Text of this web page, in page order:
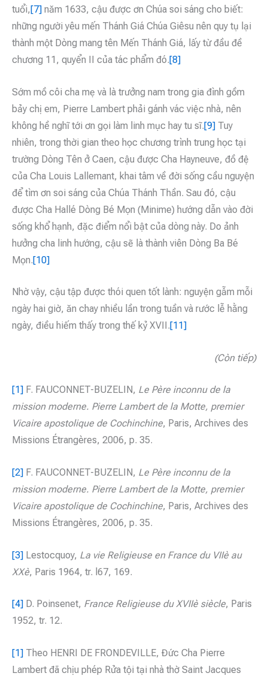
tuổi,[7] năm 1633, cậu được ơn Chúa soi sáng cho biết:
những người yêu mến Thánh Giá Chúa Giêsu nên quy tụ lại
thành một Dòng mang tên Mến Thánh Giá, lấy từ đầu đề
chương 11, quyển II của tác phẩm đó.[8]
Sớm mồ côi cha mẹ và là trưởng nam trong gia đình gồm
bảy chị em, Pierre Lambert phải gánh vác việc nhà, nên
không hề nghĩ tới ơn gọi làm linh mục hay tu sĩ.[9] Tuy
nhiên, trong thời gian theo học chương trình trung học tại
trường Dòng Tên ở Caen, cậu được Cha Hayneuve, đồ đệ
của Cha Louis Lallemant, khai tâm về đời sống cầu nguyện
để tìm ơn soi sáng của Chúa Thánh Thần. Sau đó, cậu
được Cha Hallé Dòng Bé Mọn (Minime) hướng dẫn vào đời
sống khổ hạnh, đặc điểm nổi bật của dòng này. Do ảnh
hưởng cha linh hướng, cậu sẽ là thành viên Dòng Ba Bé
Mọn.[10]
Nhờ vậy, cậu tập được thói quen tốt lành: nguyện gẫm mỗi
ngày hai giờ, ăn chay nhiều lần trong tuần và rước lễ hằng
ngày, điều hiếm thấy trong thế kỷ XVII.[11]
(Còn tiếp)
[1] F. FAUCONNET-BUZELIN, Le Père inconnu de la
mission moderne. Pierre Lambert de la Motte, premier
Vicaire apostolique de Cochinchine, Paris, Archives des
Missions Étrangères, 2006, p. 35.
[2] F. FAUCONNET-BUZELIN, Le Père inconnu de la
mission moderne. Pierre Lambert de la Motte, premier
Vicaire apostolique de Cochinchine, Paris, Archives des
Missions Étrangères, 2006, p. 35.
[3] Lestocquoy, La vie Religieuse en France du VIIè au
XXè, Paris 1964, tr. l67, 169.
[4] D. Poinsenet, France Religieuse du XVIIè siècle, Paris
1952, tr. 12.
[1] Theo HENRI DE FRONDEVILLE, Đức Cha Pierre
Lambert đã chịu phép Rửa tội tại nhà thờ Saint Jacques